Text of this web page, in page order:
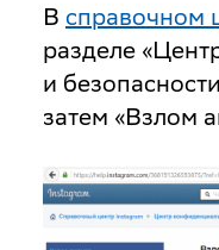
В справочном
разделе
и
затем «Взлом